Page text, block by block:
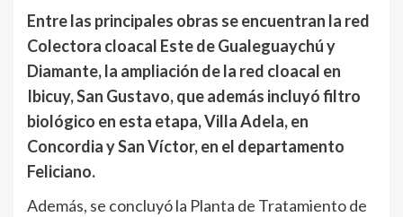
Entre las principales obras se encuentran la red
Colectora cloacal Este de Gualeguaychú y
Diamante, la ampliación de la red cloacal en
Ibicuy, San Gustavo, que además incluyó filtro
biológico en esta etapa, Villa Adela, en
Concordia y San Víctor, en el departamento
Feliciano.
Además, se concluyó la Planta de Tratamiento de